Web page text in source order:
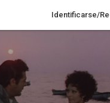
Identificarse/